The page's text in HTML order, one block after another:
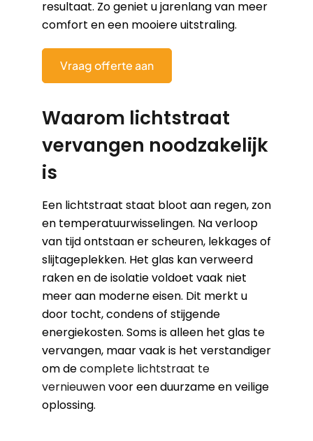
resultaat. Zo geniet u jarenlang van meer
comfort en een mooiere uitstraling.
Vraag offerte aan
Waarom lichtstraat
vervangen noodzakelijk
is
Een lichtstraat staat bloot aan regen, zon
en temperatuurwisselingen. Na verloop
van tijd ontstaan er scheuren, lekkages of
slijtageplekken. Het glas kan verweerd
raken en de isolatie voldoet vaak niet
meer aan moderne eisen. Dit merkt u
door tocht, condens of stijgende
energiekosten. Soms is alleen het glas te
vervangen, maar vaak is het verstandiger
om decomplete lichtstraat te
vernieuwenvoor een duurzame en veilige
oplossing.